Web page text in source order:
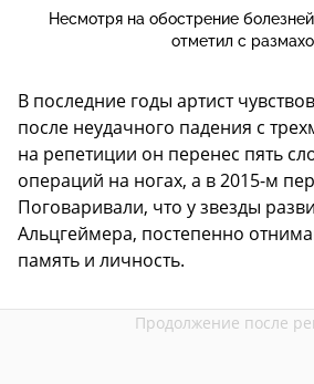
Несмотря на обострение
отметил с
В последние годы артист
после неудачного падения с
на репетиции он перенес пять
операций на ногах, а в 2015-м
Поговаривали, что у звезды
Альцгеймера, постепенно
память и личность.